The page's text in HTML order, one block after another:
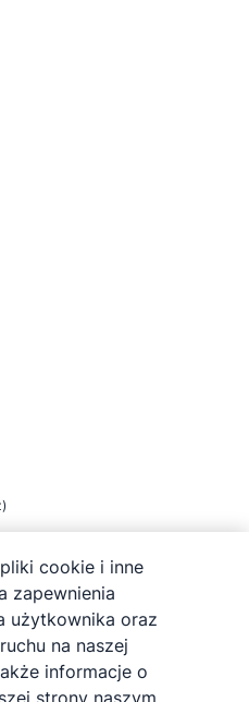
)
cookie i inne
zapewnienia
użytkownika oraz
na naszej
informacje o
strony naszym